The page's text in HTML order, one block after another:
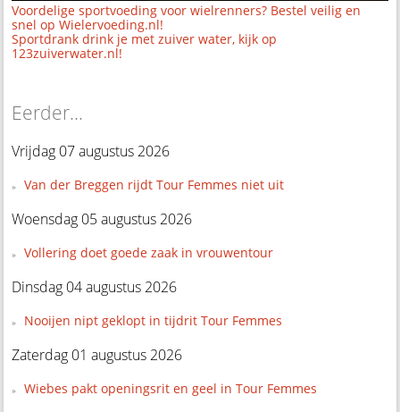
Voordelige sportvoeding voor wielrenners? Bestel veilig en
snel op Wielervoeding.nl!
Sportdrank drink je met zuiver water, kijk op
123zuiverwater.nl!
Eerder...
Vrijdag 07 augustus 2026
Van der Breggen rijdt Tour Femmes niet uit
Woensdag 05 augustus 2026
Vollering doet goede zaak in vrouwentour
Dinsdag 04 augustus 2026
Nooijen nipt geklopt in tijdrit Tour Femmes
Zaterdag 01 augustus 2026
Wiebes pakt openingsrit en geel in Tour Femmes